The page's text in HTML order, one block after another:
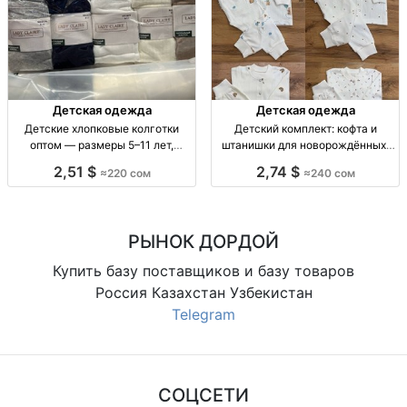
Детская одежда
Детские хлопковые колготки
оптом — размеры 5–11 лет,
колготки, р-ры 5–7, 7–9, 9–11 лет,
2,51 $ ≈220 сом
Детская одежда
Детский комплект: кофта и
штанишки для новорождённых,
комплект 2 пр.: кофта + штаны, р-
2,74 $ ≈240 сом
РЫНОК ДОРДОЙ
Купить базу поставщиков и базу товаров
Россия Казахстан Узбекистан
Telegram
СОЦСЕТИ